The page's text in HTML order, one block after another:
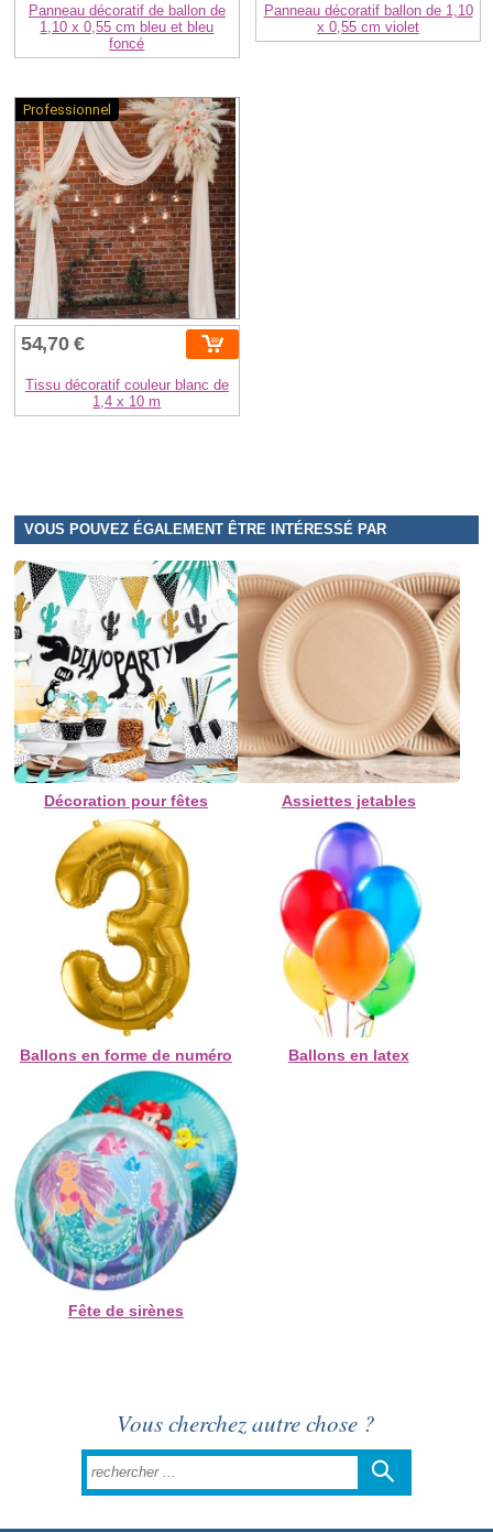
Panneau décoratif de ballon de
1,10 x 0,55 cm bleu et bleu
foncé
Panneau décoratif ballon de 1,10
x 0,55 cm violet
Professionnel
54,70 €
Tissu décoratif couleur blanc de
1,4 x 10 m
VOUS POUVEZ ÉGALEMENT ÊTRE INTÉRESSÉ PAR
Décoration pour fêtes Assiettes jetables
Ballons en forme de numéro Ballons en latex
Fête de sirènes
Vous cherchez autre chose ?